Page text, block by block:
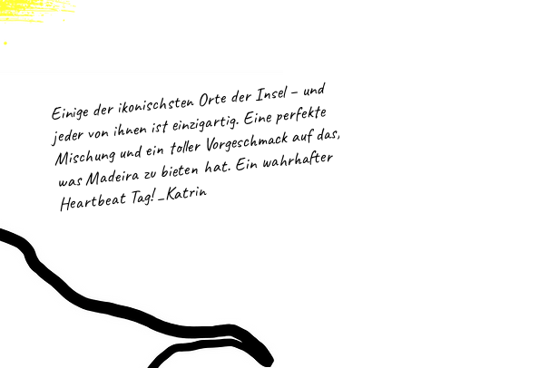
Einige der ikonischsten Orte der Insel – und
jeder von ihnen ist einzigartig. Eine perfekte
Mischung und ein toller Vorgeschmack auf das,
was Madeira zu bieten hat. Ein wahrhafter
Heartbeat Tag! _Katrin